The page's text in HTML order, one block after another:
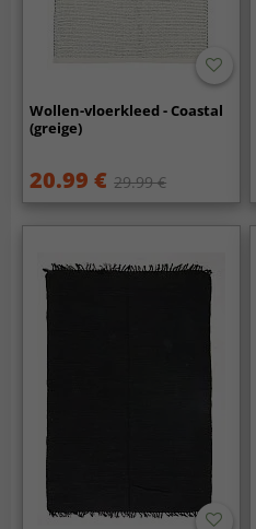
Wollen-vloerkleed - Coastal
(greige)
20.99 € 29.99 €